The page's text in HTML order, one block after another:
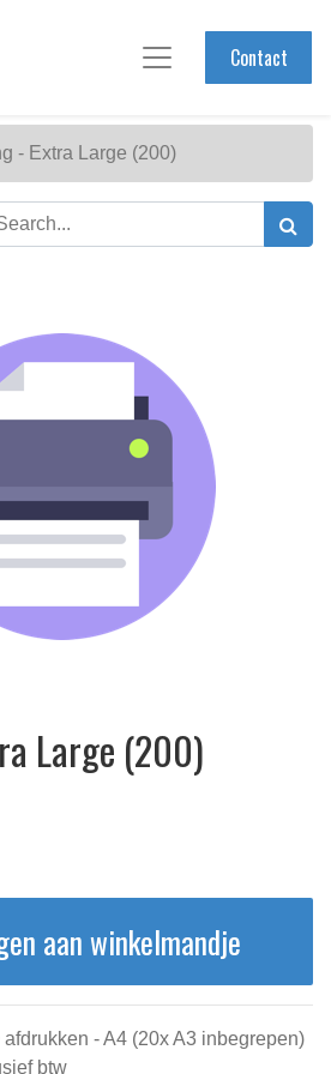
Contact
- Extra Large (200)
Large (200)
aan winkelmandje
- A4 (20x A3 inbegrepen)
btw